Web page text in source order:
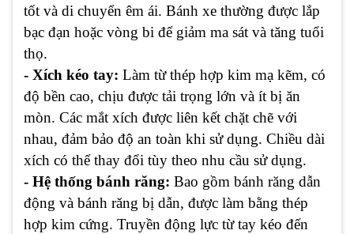
tốt và di chuyển êm ái. Bánh xe thường được lắp
bạc đạn hoặc vòng bi để giảm ma sát và tăng tuổi
thọ.
- Xích kéo tay: Làm từ thép hợp kim mạ kẽm, có
độ bền cao, chịu được tải trọng lớn và ít bị ăn
mòn. Các mắt xích được liên kết chặt chẽ với
nhau, đảm bảo độ an toàn khi sử dụng. Chiều dài
xích có thể thay đổi tùy theo nhu cầu sử dụng.
- Hệ thống bánh răng: Bao gồm bánh răng dẫn
động và bánh răng bị dẫn, được làm bằng thép
hợp kim cứng. Truyền động lực từ tay kéo đến